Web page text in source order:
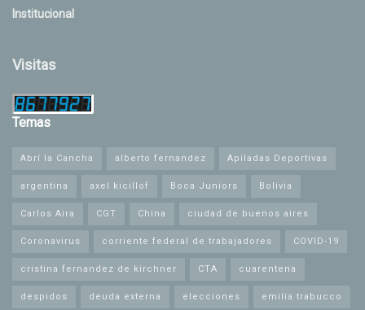
Institucional
Visitas
Temas
Abrí la Cancha alberto fernandez Apiladas Deportivas
argentina axel kicillof Boca Juniors Bolivia
Carlos Aira CGT China ciudad de buenos aires
Coronavirus corriente federal de trabajadores COVID-19
cristina fernandez de kirchner CTA cuarentena
despidos deuda externa elecciones emilia trabucco